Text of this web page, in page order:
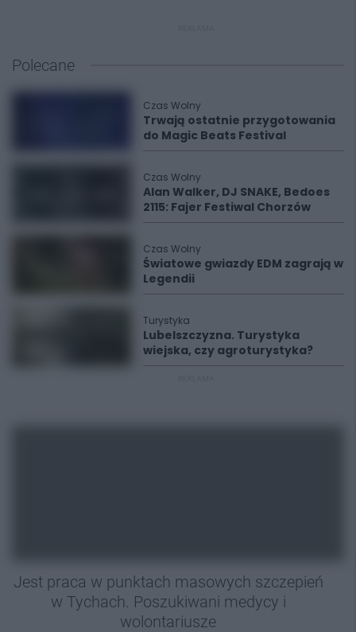
Polecane
Czas Wolny
Trwają ostatnie przygotowania
do Magic Beats Festival
Czas Wolny
Alan Walker, DJ SNAKE, Bedoes
2115: Fajer Festiwal Chorzów
Czas Wolny
Światowe gwiazdy EDM zagrają w
Legendii
Turystyka
Lubelszczyzna. Turystyka
wiejska, czy agroturystyka?
Jest praca w punktach masowych szczepień
w Tychach. Poszukiwani medycy i
wolontariusze